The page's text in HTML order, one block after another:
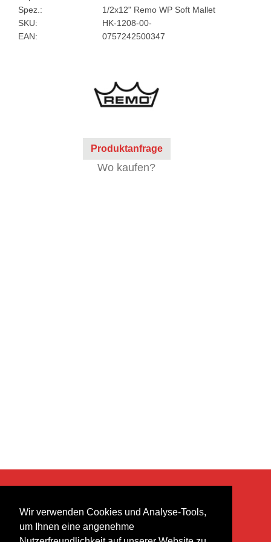
Wir verwenden Cookies und Analyse-Tools,
um Ihnen eine angenehme
Spez.:
1/2x12" Remo WP Soft Mallet
SKU:
HK-1208-00-
EAN:
0757242500347
Produktanfrage
Wo kaufen?
heer musik ag
Lättenstrasse 35